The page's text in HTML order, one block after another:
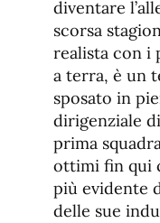
diventare
scorsa
realista con i
a terra, è un
sposato in
dirigenziale
prima
ottimi fin qui
più evidente
delle sue